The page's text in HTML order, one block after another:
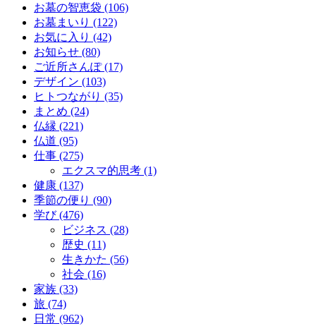
お墓の智恵袋 (106)
お墓まいり (122)
お気に入り (42)
お知らせ (80)
ご近所さんぽ (17)
デザイン (103)
ヒトつながり (35)
まとめ (24)
仏縁 (221)
仏道 (95)
仕事 (275)
エクスマ的思考 (1)
健康 (137)
季節の便り (90)
学び (476)
ビジネス (28)
歴史 (11)
生きかた (56)
社会 (16)
家族 (33)
旅 (74)
日常 (962)